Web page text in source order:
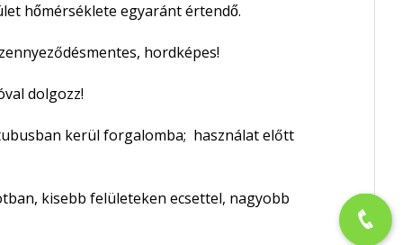
hőmérséklete egyaránt értendő.
hordképes!
dolgozz!
kerül forgalomba; használat előtt
kisebb felületeken ecsettel, nagyobb